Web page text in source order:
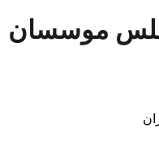
موسسان